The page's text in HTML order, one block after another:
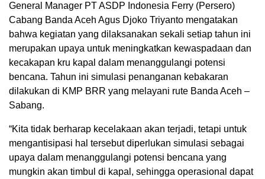
General Manager PT ASDP Indonesia Ferry (Persero)
Cabang Banda Aceh Agus Djoko Triyanto mengatakan
bahwa kegiatan yang dilaksanakan sekali setiap tahun ini
merupakan upaya untuk meningkatkan kewaspadaan dan
kecakapan kru kapal dalam menanggulangi potensi
bencana. Tahun ini simulasi penanganan kebakaran
dilakukan di KMP BRR yang melayani rute Banda Aceh –
Sabang.
“Kita tidak berharap kecelakaan akan terjadi, tetapi untuk
mengantisipasi hal tersebut diperlukan simulasi sebagai
upaya dalam menanggulangi potensi bencana yang
mungkin akan timbul di kapal, sehingga operasional dapat